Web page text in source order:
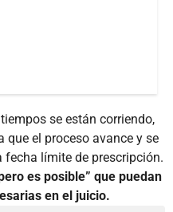
se están corriendo,
el proceso avance y se
fecha límite de prescripción.
es posible” que puedan
en el juicio.